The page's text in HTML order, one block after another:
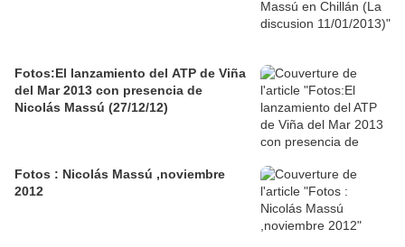
Fotos:El lanzamiento del ATP de Viña
del Mar 2013 con presencia de
Nicolás Massú (27/12/12)
Fotos : Nicolás Massú ,noviembre
2012